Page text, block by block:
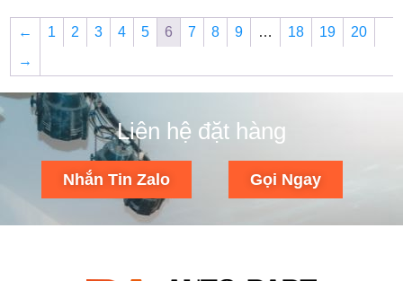
← 1 2 3 4 5 6 7 8 9 … 18 19
20
→
Liên hệ đặt hàng
Nhắn Tin Zalo Gọi Ngay